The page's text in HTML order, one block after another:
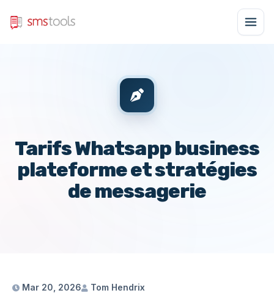
Tarifs Whatsapp business
plateforme et stratégies
de messagerie
Mar 20, 2026 Tom Hendrix